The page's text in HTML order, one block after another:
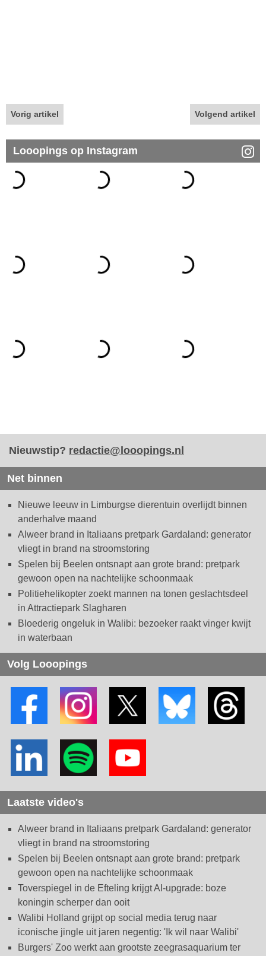
Vorig artikel Volgend artikel
Looopings op Instagram
Nieuwstip? redactie@looopings.nl
Net binnen
Nieuwe leeuw in Limburgse dierentuin overlijdt binnen
anderhalve maand
Alweer brand in Italiaans pretpark Gardaland: generator
vliegt in brand na stroomstoring
Spelen bij Beelen ontsnapt aan grote brand: pretpark
gewoon open na nachtelijke schoonmaak
Politiehelikopter zoekt mannen na tonen geslachtsdeel
in Attractiepark Slagharen
Bloederig ongeluk in Walibi: bezoeker raakt vinger kwijt
in waterbaan
Volg Looopings
Laatste video's
Alweer brand in Italiaans pretpark Gardaland: generator
vliegt in brand na stroomstoring
Spelen bij Beelen ontsnapt aan grote brand: pretpark
gewoon open na nachtelijke schoonmaak
Toverspiegel in de Efteling krijgt AI-upgrade: boze
koningin scherper dan ooit
Walibi Holland grijpt op social media terug naar
iconische jingle uit jaren negentig: 'Ik wil naar Walibi'
Burgers' Zoo werkt aan grootste zeegrasaquarium ter